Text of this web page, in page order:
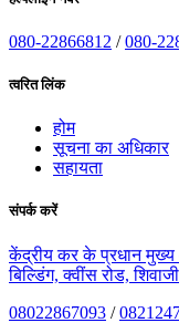
080-22866812 /080-
त्वरित लिंक
होम
सूचना का अधिकार
सहायता
संपर्क करें
केंद्रीय कर के प्रधान मुख्य
बिल्डिंग, क्वींस रोड,
08022867093 /